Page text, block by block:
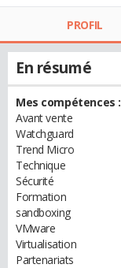
PROFIL
En résumé
Mes compétences :
Avant vente
Watchguard
Trend Micro
Technique
Sécurité
Formation
sandboxing
VMware
Virtualisation
Partenariats